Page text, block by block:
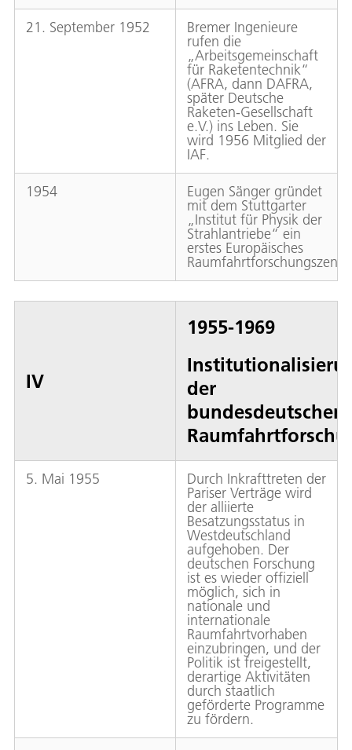
21. September 1952 Bremer Ingenieure
rufen die
„Arbeitsgemeinschaft
für Raketentechnik“
(AFRA, dann DAFRA,
später Deutsche
Raketen-Gesellschaft
e.V.) ins Leben. Sie
wird 1956 Mitglied der
IAF.
1954 Eugen Sänger gründet
mit dem Stuttgarter
„Institut für Physik der
Strahlantriebe“ ein
erstes Europäisches
IV
1955-1969
der
bundesdeutschen
5. Mai 1955 Durch Inkrafttreten der
Pariser Verträge wird
der alliierte
Besatzungsstatus in
Westdeutschland
aufgehoben. Der
deutschen Forschung
ist es wieder offiziell
möglich, sich in
nationale und
internationale
Raumfahrtvorhaben
einzubringen, und der
Politik ist freigestellt,
derartige Aktivitäten
durch staatlich
geförderte Programme
zu fördern.